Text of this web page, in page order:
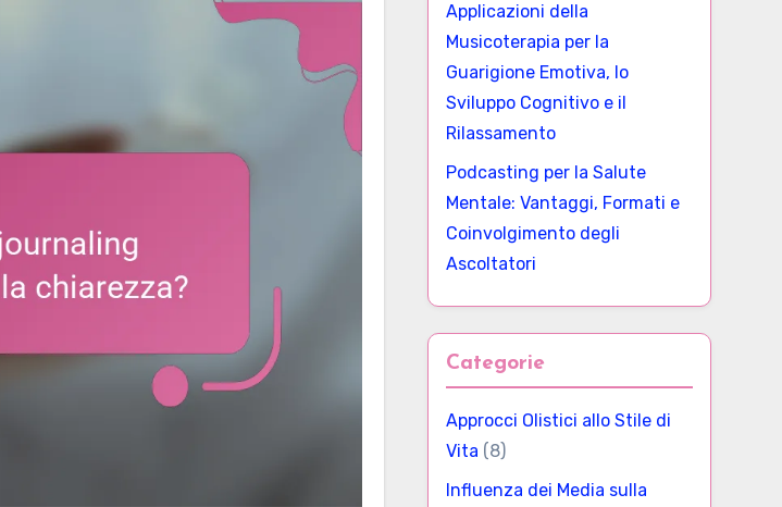
Applicazioni della
Musicoterapia per la
Guarigione Emotiva, lo
Sviluppo Cognitivo e il
Rilassamento
Podcasting per la Salute
Mentale: Vantaggi, Formati e
Coinvolgimento degli
Ascoltatori
Categorie
Approcci Olistici allo Stile di
Vita (8)
Influenza dei Media sulla